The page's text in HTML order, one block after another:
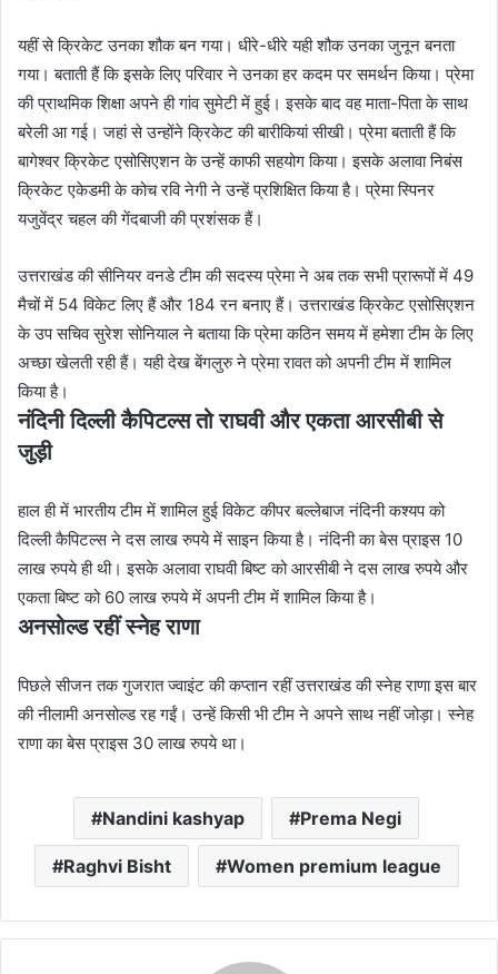
यहीं से क्रिकेट उनका शौक बन गया। धीरे-धीरे यही शौक उनका जुनून बनता
गया। बताती हैं कि इसके लिए परिवार ने उनका हर कदम पर समर्थन किया। प्रेमा
की प्राथमिक शिक्षा अपने ही गांव सुमेटी में हुई। इसके बाद वह माता-पिता के साथ
बरेली आ गई। जहां से उन्होंने क्रिकेट की बारीकियां सीखी। प्रेमा बताती हैं कि
बागेश्वर क्रिकेट एसोसिएशन के उन्हें काफी सहयोग किया। इसके अलावा निबंस
क्रिकेट एकेडमी के कोच रवि नेगी ने उन्हें प्रशिक्षित किया है। प्रेमा स्पिनर
यजुवेंद्र चहल की गेंदबाजी की प्रशंसक हैं।
उत्तराखंड की सीनियर वनडे टीम की सदस्य प्रेमा ने अब तक सभी प्रारूपों में 49
मैचों में 54 विकेट लिए हैं और 184 रन बनाए हैं। उत्तराखंड क्रिकेट एसोसिएशन
के उप सचिव सुरेश सोनियाल ने बताया कि प्रेमा कठिन समय में हमेशा टीम के लिए
अच्छा खेलती रही हैं। यही देख बेंगलुरु ने प्रेमा रावत को अपनी टीम में शामिल
किया है।
नंदिनी दिल्ली कैपिटल्स तो राघवी और एकता आरसीबी से
जुड़ी
हाल ही में भारतीय टीम में शामिल हुई विकेट कीपर बल्लेबाज नंदिनी कश्यप को
दिल्ली कैपिटल्स ने दस लाख रुपये में साइन किया है। नंदिनी का बेस प्राइस 10
लाख रुपये ही थी। इसके अलावा राघवी बिष्ट को आरसीबी ने दस लाख रुपये और
एकता बिष्ट को 60 लाख रुपये में अपनी टीम में शामिल किया है।
अनसोल्ड रहीं स्नेह राणा
पिछले सीजन तक गुजरात ज्वाइंट की कप्तान रहीं उत्तराखंड की स्नेह राणा इस बार
की नीलामी अनसोल्ड रह गईं। उन्हें किसी भी टीम ने अपने साथ नहीं जोड़ा। स्नेह
राणा का बेस प्राइस 30 लाख रुपये था।
Nandini kashyap Prema Negi
Raghvi Bisht Women premium league